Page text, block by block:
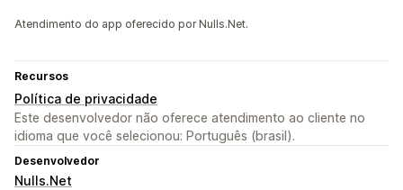
Atendimento do app oferecido por Nulls.Net.
Recursos
Política de privacidade
Este desenvolvedor não oferece atendimento ao cliente no
idioma que você selecionou: Português (brasil).
Desenvolvedor
Nulls.Net